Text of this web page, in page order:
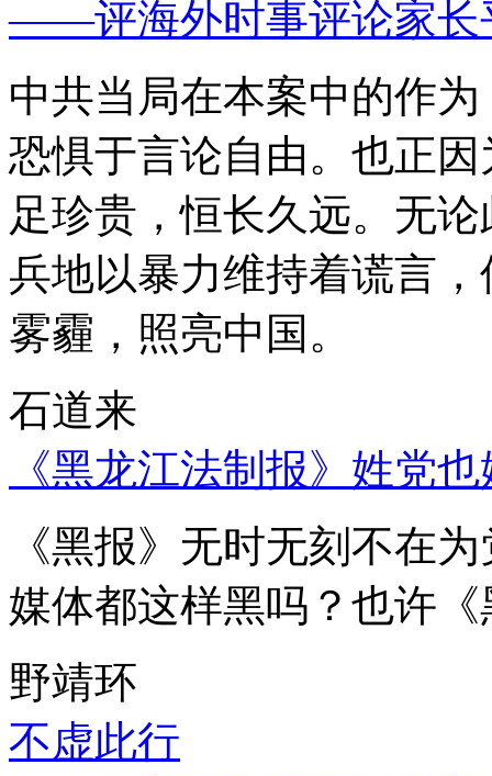
——评海外时事评论家长
中共当局在本案中的作
恐惧于言论自由。也正
足珍贵，恒长久远。无
兵地以暴力维持着谎言
雾霾，照亮中国。
石道来
《黑龙江法制报》姓党
《黑报》无时无刻不在
媒体都这样黑吗？也许
野靖环
不虚此行